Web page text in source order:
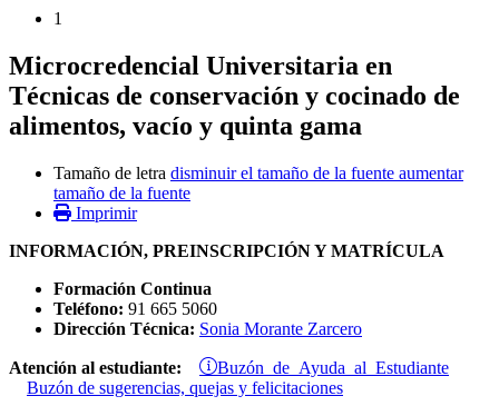
1
Microcredencial Universitaria en
Técnicas de conservación y cocinado de
alimentos, vacío y quinta gama
Tamaño de letra disminuir el tamaño de la fuente aumentar
tamaño de la fuente
Imprimir
INFORMACIÓN, PREINSCRIPCIÓN Y MATRÍCULA
Formación Continua
Teléfono: 91 665 5060
Dirección Técnica: Sonia Morante Zarcero
Atención al estudiante: Buzón de Ayuda al Estudiante
Buzón de sugerencias, quejas y felicitaciones